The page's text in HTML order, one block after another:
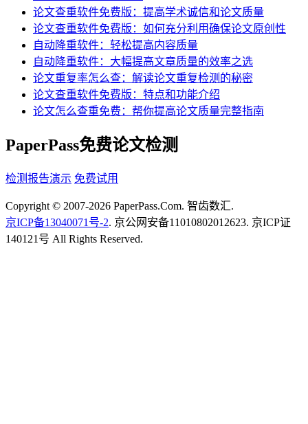
论文查重软件免费版：提高学术诚信和论文质量
论文查重软件免费版：如何充分利用确保论文原创性
自动降重软件：轻松提高内容质量
自动降重软件：大幅提高文章质量的效率之选
论文重复率怎么查：解读论文重复检测的秘密
论文查重软件免费版：特点和功能介绍
论文怎么查重免费：帮你提高论文质量完整指南
PaperPass免费论文检测
检测报告演示 免费试用
Copyright © 2007-2026 PaperPass.Com. 智齿数汇.
京ICP备13040071号-2. 京公网安备11010802012623. 京ICP证
140121号 All Rights Reserved.